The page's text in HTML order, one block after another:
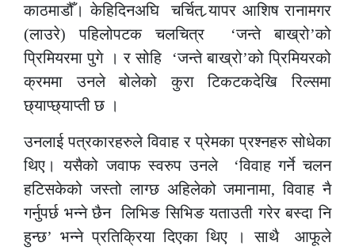
काठमाडौँ। केहिदिनअघि चर्चित र्‍यापर आशिष रानामगर
(लाउरे) पहिलोपटक चलचित्र ‘जन्ते बाख्रो’को
प्रिमियरमा पुगे । र सोहि ‘जन्ते बाख्रो’को प्रिमियरको
क्रममा उनले बोलेको कुरा टिकटकदेखि रिल्समा
छ्याप्छ्याप्ती छ ।
उनलाई पत्रकारहरुले विवाह र प्रेमका प्रश्नहरु सोधेका
थिए। यसैको जवाफ स्वरुप उनले ‘विवाह गर्ने चलन
हटिसकेको जस्तो लाग्छ अहिलेको जमानामा, विवाह नै
गर्नुपर्छ भन्ने छैन लिभिङ सिभिङ यताउती गरेर बस्दा नि
हुन्छ’ भन्ने प्रतिक्रिया दिएका थिए । साथै आफूले